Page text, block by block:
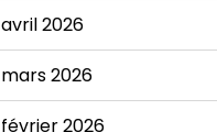
avril 2026
mars 2026
février 2026